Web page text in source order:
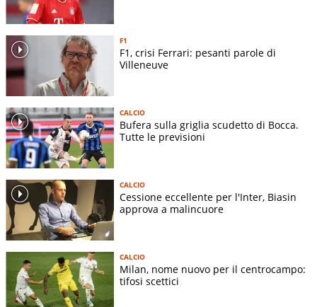
F1
F1, crisi Ferrari: pesanti parole di
Villeneuve
CALCIO
Bufera sulla griglia scudetto di Bocca.
Tutte le previsioni
CALCIO
Cessione eccellente per l'Inter, Biasin
approva a malincuore
CALCIO
Milan, nome nuovo per il centrocampo:
tifosi scettici